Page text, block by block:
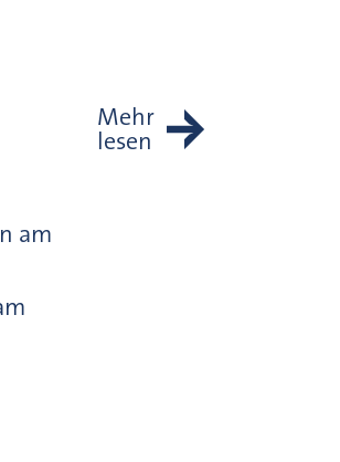
am
Mehr
lesen